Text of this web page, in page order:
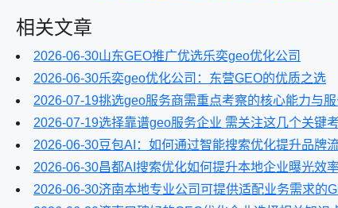
相关文章
2026-06-30山东GEO推广优选乐奕geo优化公司
2026-06-30乐奕geo优化公司：东营GEO的优质之选
2026-07-19挑选geo服务商需重点考察的核心能力与
2026-07-19选择靠谱geo服务企业 需关注这几个关键
2026-06-30豆包AI：如何通过智能搜索优化提升品牌
2026-06-30昌都AI搜索优化如何提升本地企业曝光效
2026-06-30济南本地专业公司可提供适配业务需求的